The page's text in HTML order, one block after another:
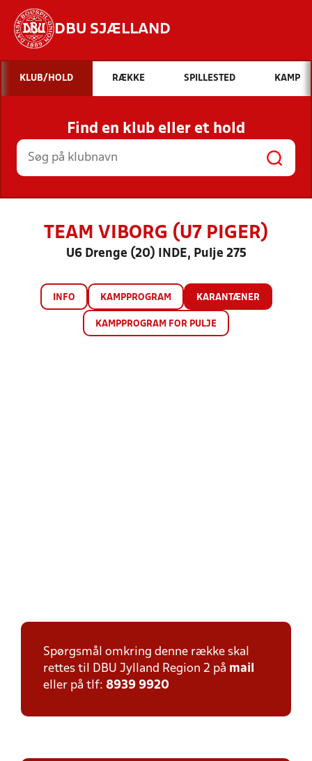
DBU SJÆLLAND
Hvad vil du søge efter?
INDHOLD OG NYHEDER
STILLINGER, RESULTATER, KLUBBER OG
HOLD
KLUB/HOLD RÆKKE SPILLESTED KAMP
Find en klub eller et hold
TEAM VIBORG (U7 PIGER)
U6 Drenge (20) INDE, Pulje 275
INFO KAMPPROGRAM KARANTÆNER
KAMPPROGRAM FOR PULJE
Spørgsmål omkring denne række skal
rettes til DBU Jylland Region 2 på mail
eller på tlf: 8939 9920